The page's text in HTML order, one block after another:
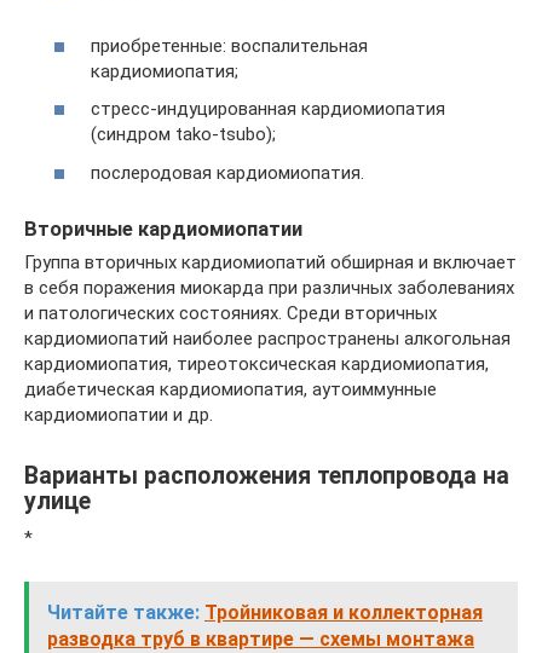
приобретенные: воспалительная
кардиомиопатия;
стресс-индуцированная кардиомиопатия
(синдром tako-tsubo);
послеродовая кардиомиопатия.
Вторичные кардиомиопатии
Группа вторичных кардиомиопатий обширная и включает
в себя поражения миокарда при различных заболеваниях
и патологических состояниях. Среди вторичных
кардиомиопатий наиболее распространены алкогольная
кардиомиопатия, тиреотоксическая кардиомиопатия,
диабетическая кардиомиопатия, аутоиммунные
кардиомиопатии и др.
Варианты расположения теплопровода на
улице
*
Читайте также: Тройниковая и коллекторная
разводка труб в квартире — схемы монтажа